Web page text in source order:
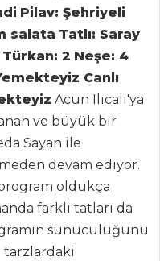
Pilav: Şehriyeli
salata Tatlı: Saray
Türkan: 2 Neşe: 4
Canlı
Acun Ilıcalı'ya
ve büyük bir
Sayan ile
devam ediyor.
program oldukça
farklı tatları da
sunuculuğunu
tarzlardaki